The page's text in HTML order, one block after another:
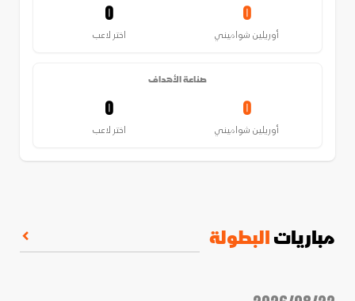
0
اختر لاعب
0
أوريلين شواميني
صناعة الأهداف
0
اختر لاعب
0
أوريلين شواميني
مبارياتالبطولة